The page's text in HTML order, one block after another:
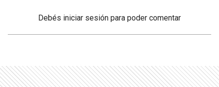
Debés iniciar sesión para poder comentar